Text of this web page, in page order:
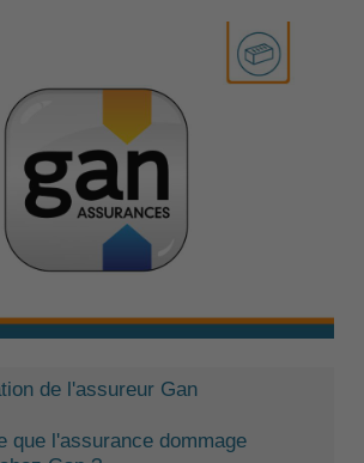
de l'assureur Gan
que l'assurance dommage